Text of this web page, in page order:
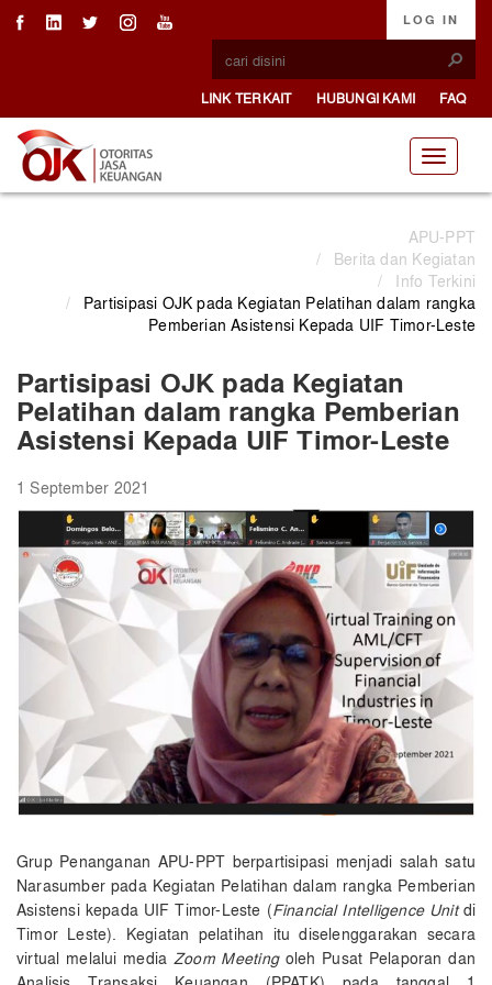
LOG IN
LINK TERKAIT HUBUNGI KAMI FAQ
APU-PPT
/
Berita dan Kegiatan
/
Info Terkini
/
Partisipasi OJK pada Kegiatan Pelatihan dalam rangka
Pemberian Asistensi Kepada UIF Timor-Leste
Partisipasi OJK pada Kegiatan
Pelatihan dalam rangka Pemberian
Asistensi Kepada UIF Timor-Leste
1 September 2021
Grup Penanganan APU-PPT berpartisipasi menjadi salah satu
Narasumber pada Kegiatan Pelatihan dalam rangka Pemberian
Asistensi kepada UIF Timor-Leste (Financial Intelligence Unitdi
Timor Leste). Kegiatan pelatihan itu diselenggarakan secara
virtual melalui media Zoom Meeting oleh Pusat Pelaporan dan